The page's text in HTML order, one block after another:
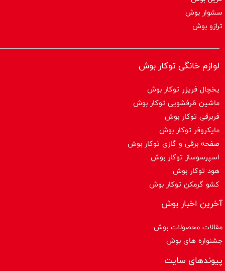
سشوار بوش
ترازو بوش
لوازم خانگی توکار بوش
یخچال فریزر توکار بوش
ماشین ظرفشویی توکار بوش
فربرقی توکار بوش
مایکروفر توکار بوش
صفحه برقی و گازی توکار بوش
اسپرسوساز توكار بوش
هود توکار بوش
کشو گرمکن توکار بوش
آخرین اخبار بوش
مقالات محصولات بوش
جشنواره های بوش
پیوندهای سایت